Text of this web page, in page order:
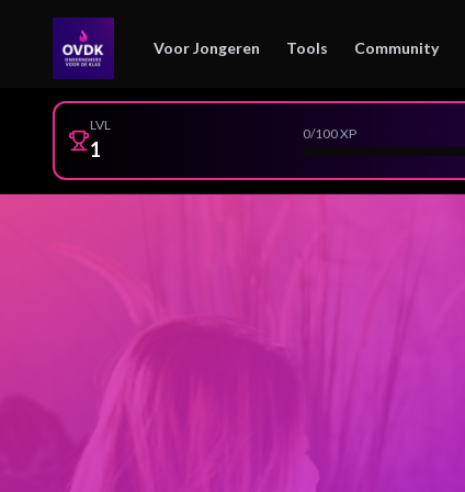
Voor Jongeren Tools Community
LVL
1
0/100 XP